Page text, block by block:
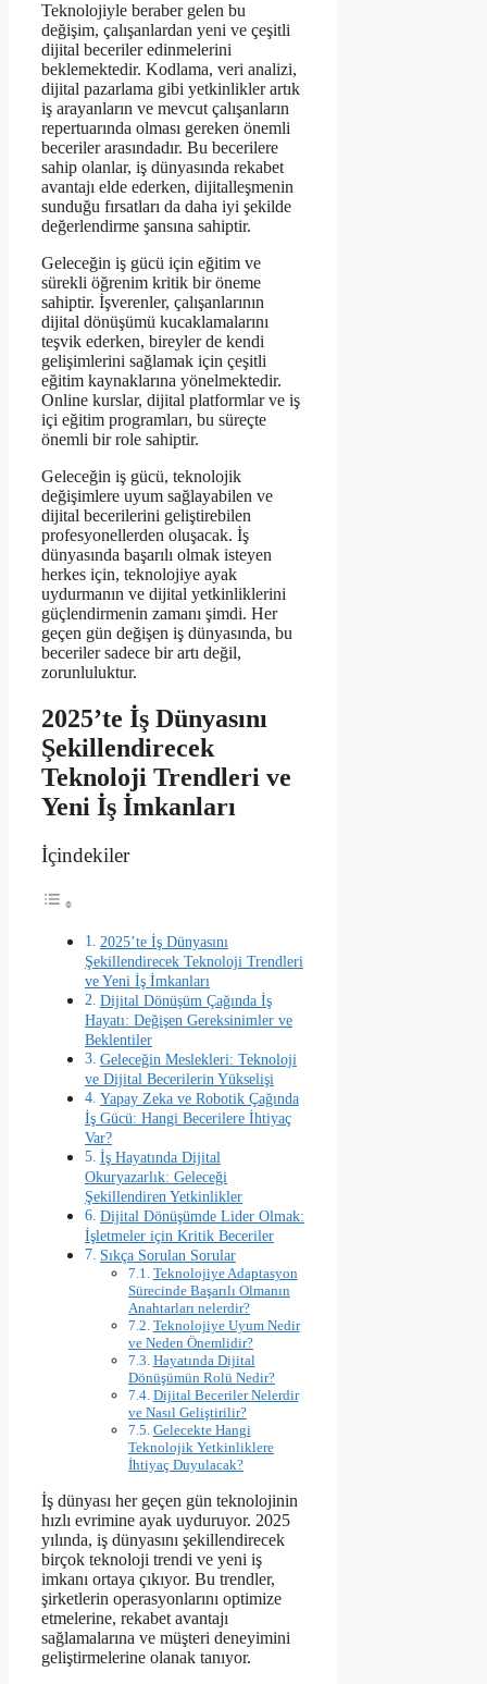
Teknolojiyle beraber gelen bu
değişim, çalışanlardan yeni ve çeşitli
dijital beceriler edinmelerini
beklemektedir. Kodlama, veri analizi,
dijital pazarlama gibi yetkinlikler artık
iş arayanların ve mevcut çalışanların
repertuarında olması gereken önemli
beceriler arasındadır. Bu becerilere
sahip olanlar, iş dünyasında rekabet
avantajı elde ederken, dijitalleşmenin
sunduğu fırsatları da daha iyi şekilde
değerlendirme şansına sahiptir.
Geleceğin iş gücü için eğitim ve
sürekli öğrenim kritik bir öneme
sahiptir. İşverenler, çalışanlarının
dijital dönüşümü kucaklamalarını
teşvik ederken, bireyler de kendi
gelişimlerini sağlamak için çeşitli
eğitim kaynaklarına yönelmektedir.
Online kurslar, dijital platformlar ve iş
içi eğitim programları, bu süreçte
önemli bir role sahiptir.
Geleceğin iş gücü, teknolojik
değişimlere uyum sağlayabilen ve
dijital becerilerini geliştirebilen
profesyonellerden oluşacak. İş
dünyasında başarılı olmak isteyen
herkes için, teknolojiye ayak
uydurmanın ve dijital yetkinliklerini
güçlendirmenin zamanı şimdi. Her
geçen gün değişen iş dünyasında, bu
beceriler sadece bir artı değil,
zorunluluktur.
2025’te İş Dünyasını
Şekillendirecek
Teknoloji Trendleri ve
Yeni İş İmkanları
İçindekiler
2025’te İş Dünyasını
Şekillendirecek Teknoloji Trendleri
ve Yeni İş İmkanları
Dijital Dönüşüm Çağında İş
Hayatı: Değişen Gereksinimler ve
Beklentiler
Geleceğin Meslekleri: Teknoloji
ve Dijital Becerilerin Yükselişi
Yapay Zeka ve Robotik Çağında
İş Gücü: Hangi Becerilere İhtiyaç
Var?
İş Hayatında Dijital
Okuryazarlık: Geleceği
Şekillendiren Yetkinlikler
Dijital Dönüşümde Lider Olmak:
İşletmeler için Kritik Beceriler
Sıkça Sorulan Sorular
Teknolojiye Adaptasyon
Sürecinde Başarılı Olmanın
Anahtarları nelerdir?
Teknolojiye Uyum Nedir
ve Neden Önemlidir?
Hayatında Dijital
Dönüşümün Rolü Nedir?
Dijital Beceriler Nelerdir
ve Nasıl Geliştirilir?
Gelecekte Hangi
Teknolojik Yetkinliklere
İhtiyaç Duyulacak?
İş dünyası her geçen gün teknolojinin
hızlı evrimine ayak uyduruyor. 2025
yılında, iş dünyasını şekillendirecek
birçok teknoloji trendi ve yeni iş
imkanı ortaya çıkıyor. Bu trendler,
şirketlerin operasyonlarını optimize
etmelerine, rekabet avantajı
sağlamalarına ve müşteri deneyimini
geliştirmelerine olanak tanıyor.